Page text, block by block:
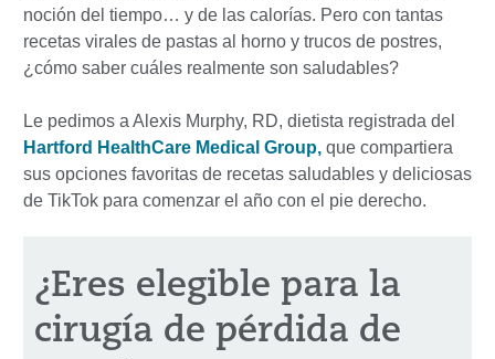
noción del tiempo… y de las calorías. Pero con tantas
recetas virales de pastas al horno y trucos de postres,
¿cómo saber cuáles realmente son saludables?
Le pedimos a Alexis Murphy, RD, dietista registrada del
Hartford HealthCare Medical Group, que compartiera
sus opciones favoritas de recetas saludables y deliciosas
de TikTok para comenzar el año con el pie derecho.
¿Eres elegible para la
cirugía de pérdida de